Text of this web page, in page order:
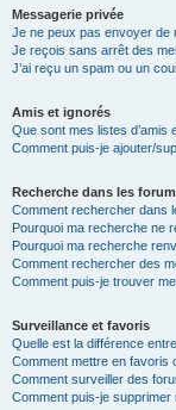
Messagerie privée
Je ne peux pas envoyer de
Je reçois sans arrêt des
J’ai reçu un spam ou un
Amis et ignorés
Que sont mes listes d’amis
Comment puis-je ajouter/
Recherche dans les
Comment rechercher dans
Pourquoi ma recherche ne
Pourquoi ma recherche
Comment rechercher des
Comment puis-je trouver
Surveillance et favoris
Quelle est la différence
Comment mettre en favoris
Comment surveiller des
Comment puis-je